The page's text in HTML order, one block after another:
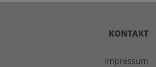
KONTAKT
Impressum